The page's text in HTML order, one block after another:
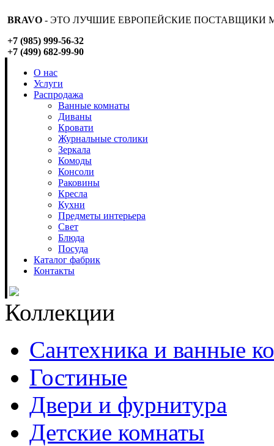
BRAVO - ЭТО ЛУЧШИЕ ЕВРОПЕЙСКИЕ ПОСТАВЩИКИ
+7 (985) 999-56-32
+7 (499) 682-99-90
О нас
Услуги
Распродажа
Ванные комнаты
Диваны
Кровати
Журнальные столики
Зеркала
Комоды
Консоли
Раковины
Кресла
Кухни
Предметы интерьера
Свет
Блюда
Посуда
Каталог фабрик
Контакты
Коллекции
Сантехника и ванные
Гостиные
Двери и фурнитура
Детские комнаты